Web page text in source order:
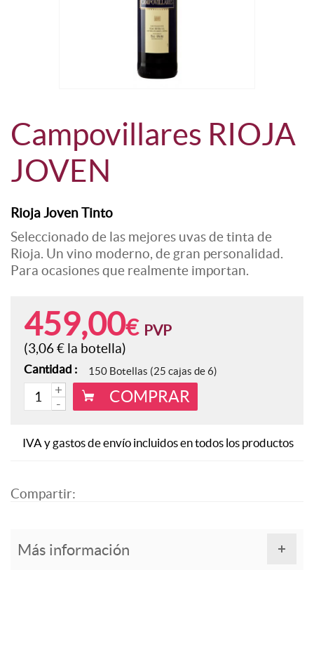
POR TIPO DE VINO
Vino Tinto
Vino Blanco
Vino Rosado
POR DENOMINACIÓN
Vinos de España
Otras DOC e IGP
Vino de Autor
Campovillares RIOJA
JOVEN
Rioja Joven Tinto
Seleccionado de las mejores uvas de tinta de
Rioja. Un vino moderno, de gran personalidad.
Para ocasiones que realmente importan.
459,00€ PVP
(3,06€ la botella)
Cantidad : 150 Botellas (25 cajas de 6)
-
+ COMPRAR
IVA y gastos de envío incluidos en todos los productos
Compartir:
Más información